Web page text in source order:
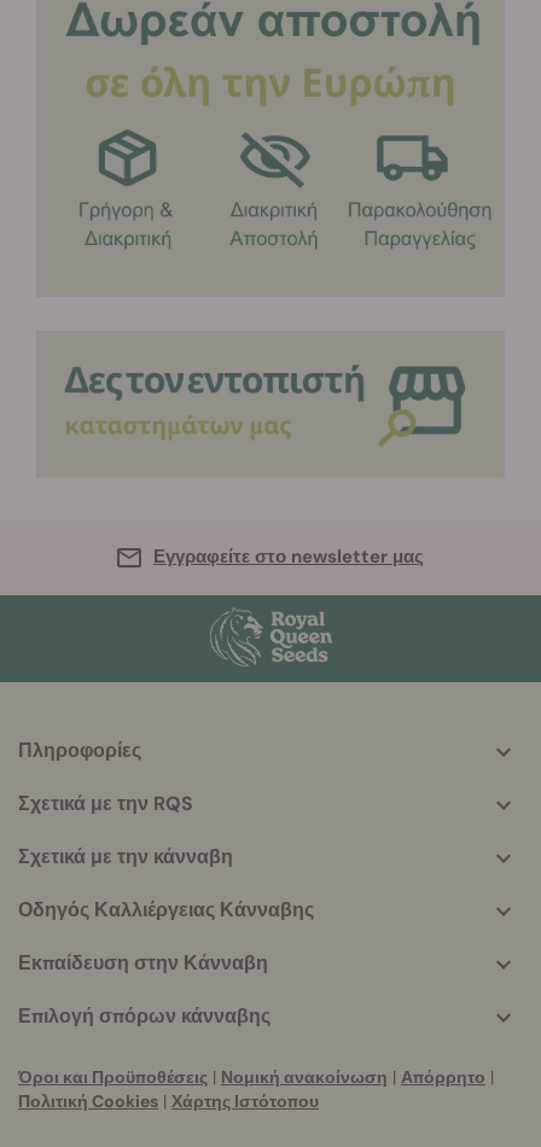
Εγγραφείτε στο newsletter μας
More
info
Πληροφορίες
Σχετικά με την RQS
Σχετικά με την κάνναβη
Οδηγός Καλλιέργειας Κάνναβης
Εκπαίδευση στην Κάνναβη
Επιλογή σπόρων κάνναβης
Όροι και Προϋποθέσεις | Νομική ανακοίνωση | Απόρρητο |
Πολιτική Cookies | Χάρτης Ιστότοπου